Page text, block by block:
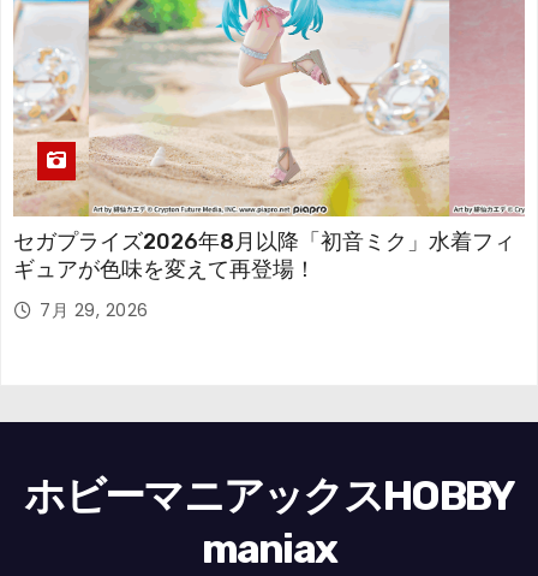
セガプライズ2026年8月以降「初音ミク」水着フィ
ギュアが色味を変えて再登場！
7月 29, 2026
ホビーマニアックスHOBBY
maniax